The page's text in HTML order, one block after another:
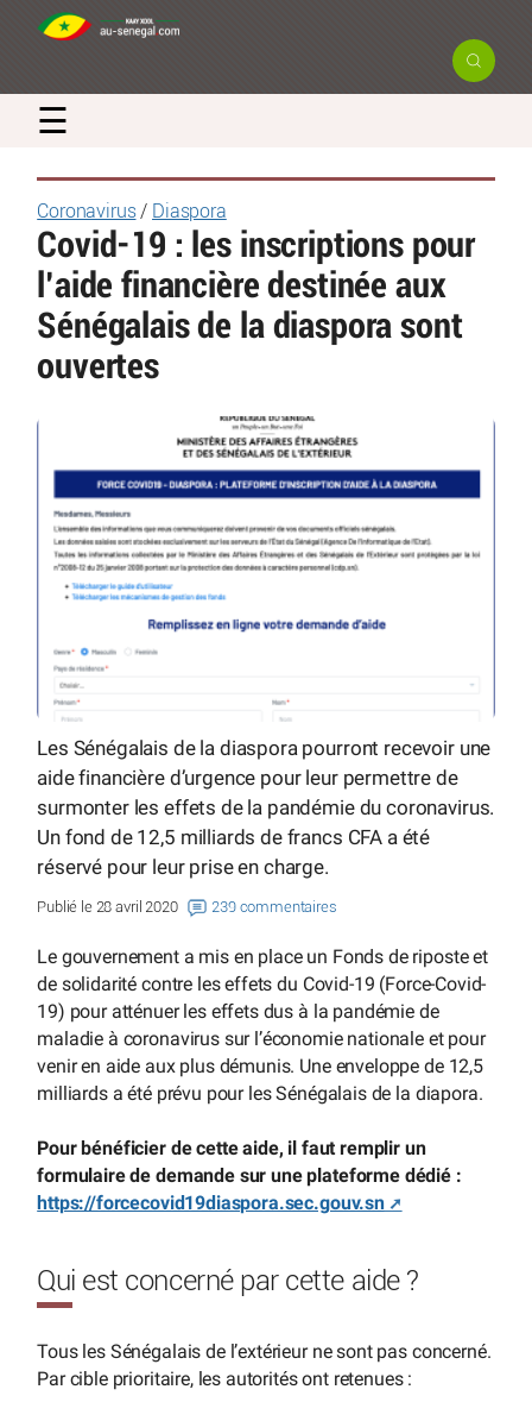
☰
Coronavirus/ Diaspora
Covid-19 : les inscriptions pour
l’aide financière destinée aux
Sénégalais de la diaspora sont
ouvertes
Les Sénégalais de la diaspora pourront recevoir une
aide financière d’urgence pour leur permettre de
surmonter les effets de la pandémie du coronavirus.
Un fond de 12,5 milliards de francs CFA a été
réservé pour leur prise en charge.
Publié le 28 avril 2020 239 commentaires
Le gouvernement a mis en place un Fonds de riposte et
de solidarité contre les effets du Covid-19 (Force-Covid-
19) pour atténuer les effets dus à la pandémie de
maladie à coronavirus sur l’économie nationale et pour
venir en aide aux plus démunis. Une enveloppe de 12,5
milliards a été prévu pour les Sénégalais de la diapora.
Pour bénéficier de cette aide, il faut remplir un
formulaire de demande sur une plateforme dédié :
https://forcecovid19diaspora.sec.gouv.sn
Qui est concerné par cette aide ?
Tous les Sénégalais de l’extérieur ne sont pas concerné.
Par cible prioritaire, les autorités ont retenues :